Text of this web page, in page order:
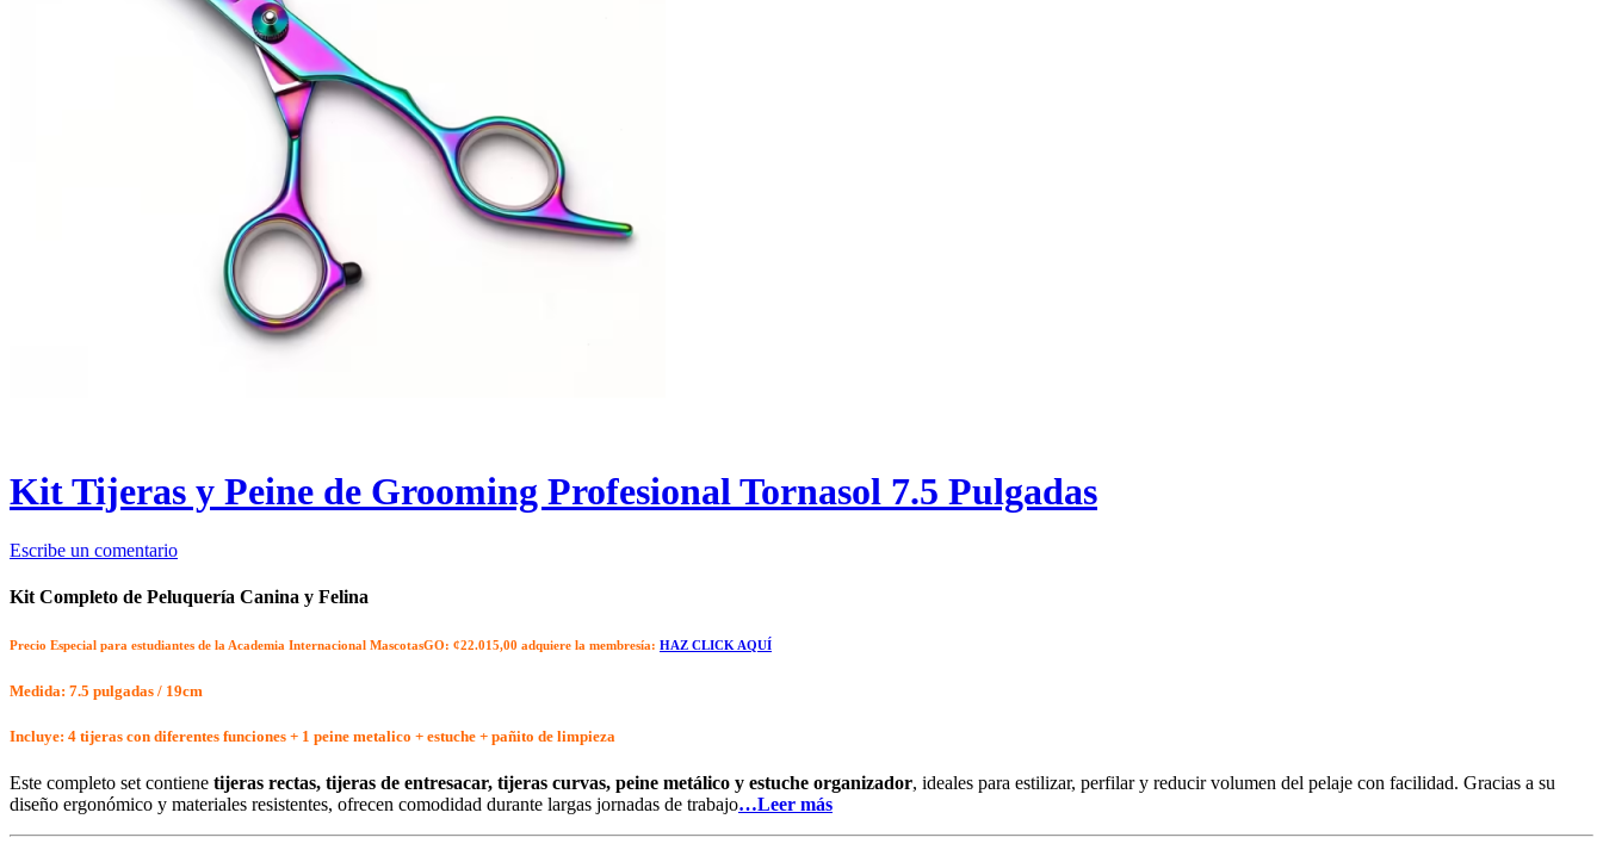
Kit Tijeras y Peine de Grooming Profesional Tornasol 7.5 Pulgadas
Escribe un comentario
Kit Completo de Peluquería Canina y Felina
Precio Especial para estudiantes de la Academia Internacional MascotasGO: ¢22.015,00 adquiere la membresía: HAZ CLICK AQUÍ
Medida: 7.5 pulgadas / 19cm
Incluye: 4 tijeras con diferentes funciones + 1 peine metalico + estuche + pañito de limpieza
Este completo set contiene tijeras rectas, tijeras de entresacar, tijeras curvas, peine metálico y estuche organizador, ideales para estilizar, perfilar y reducir volumen del pelaje con facilidad. Gracias a su
diseño ergonómico y materiales resistentes, ofrecen comodidad durante largas jornadas de trabajo…Leer más